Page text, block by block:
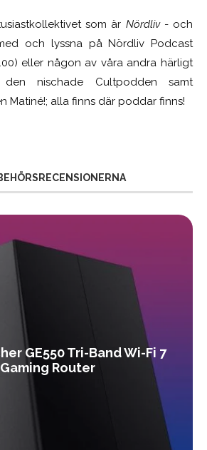
som är Nördliv- och
och lyssna på Nördliv Podcast
eller någon av våra andra härligt
nischade Cultpodden samt
Matiné!; alla finns där poddar finns!
GE550 Tri-Band Wi-Fi 7
Gaming Router